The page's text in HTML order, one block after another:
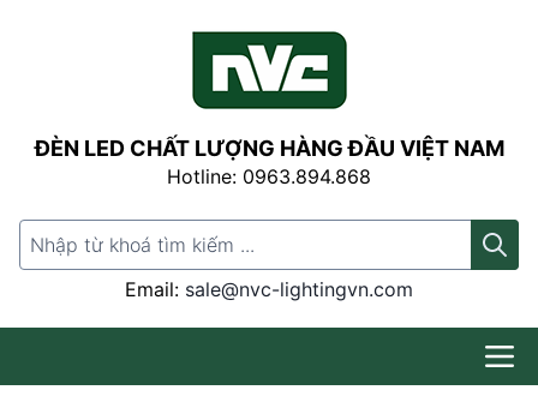
ĐÈN LED CHẤT LƯỢNG HÀNG ĐẦU VIỆT NAM
Hotline: 0963.894.868
Search for:
Email: sale@nvc-lightingvn.com